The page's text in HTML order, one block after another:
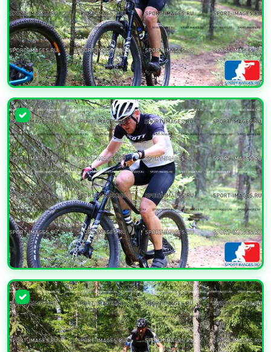
УВЕЛИЧИТЬ
УВЕЛИЧИТЬ